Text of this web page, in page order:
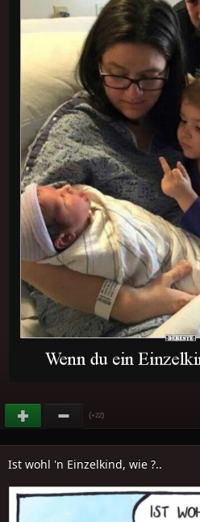
(+22)
Ist wohl 'n Einzelkind, wie ?..